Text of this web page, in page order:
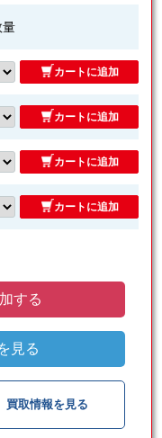
量
カートに追加
カートに追加
カートに追加
カートに追加
する
見る
買取情報を見る